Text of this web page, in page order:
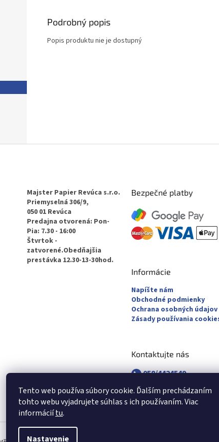
Tento web používa súbory cookie. Ďalším prechádzaním
tohto webu vyjadrujete súhlas s ich používaním. Viac
informáciítu.
Nastavenie
Podrobný popis
Popis produktu nie je dostupný
Majster Papier Revúca s.r.o.
Priemyselná 306/9,
050 01 Revúca
Predajna otvorená: Pon-
Pia: 7.30 - 16:00
Štvrtok -
zatvorené.Obedňajšia
prestávka 12.30-13-30hod.
Bezpečné platby
Informácie
Napíšte nám
Obchodné podmienky
Ochrana osobných údajov
Zásady používania
Kontaktujte nás
058/4424549
058/4882830